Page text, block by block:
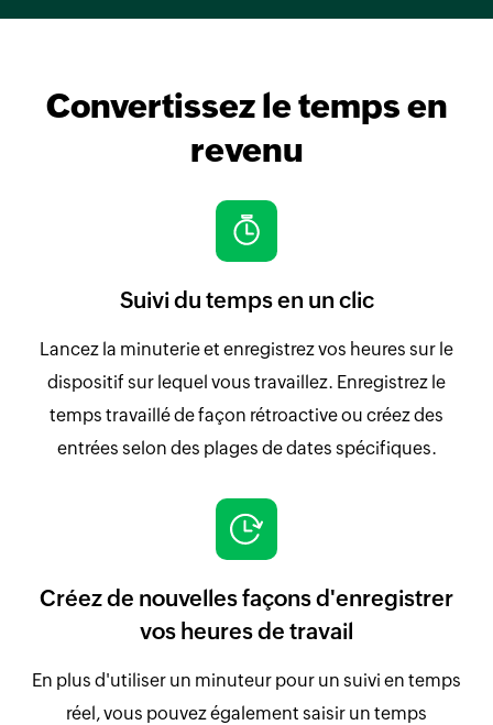
Convertissez le temps en
revenu
Suivi du temps en un clic
Lancez la minuterie et enregistrez vos heures sur le
dispositif sur lequel vous travaillez. Enregistrez le
temps travaillé de façon rétroactive ou créez des
entrées selon des plages de dates spécifiques.
Créez de nouvelles façons d'enregistrer
vos heures de travail
En plus d'utiliser un minuteur pour un suivi en temps
réel, vous pouvez également saisir un temps